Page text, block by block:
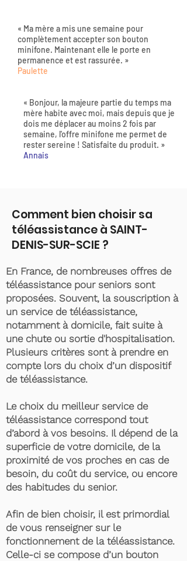
« Ma mère a mis une semaine pour
complètement accepter son bouton
minifone. Maintenant elle le porte en
permanence et est rassurée. »
Paulette
« Bonjour, la majeure partie du temps ma
mère habite avec moi, mais depuis que je
dois me déplacer au moins 2 fois par
semaine, l'offre minifone me permet de
rester sereine ! Satisfaite du produit. »
Annais
Comment bien choisir sa
téléassistance à SAINT-
DENIS-SUR-SCIE ?
En France, de nombreuses offres de
téléassistance pour seniors sont
proposées. Souvent, la souscription à
un service de téléassistance,
notamment à domicile, fait suite à
une chute ou sortie d'hospitalisation.
Plusieurs critères sont à prendre en
compte lors du choix d’un dispositif
de téléassistance.
Le choix du meilleur service de
téléassistance correspond tout
d’abord à vos besoins. Il dépend de la
superficie de votre domicile, de la
proximité de vos proches en cas de
besoin, du coût du service, ou encore
des habitudes du senior.
Afin de bien choisir, il est primordial
de vous renseigner sur le
fonctionnement de la téléassistance.
Celle-ci se compose d’un bouton